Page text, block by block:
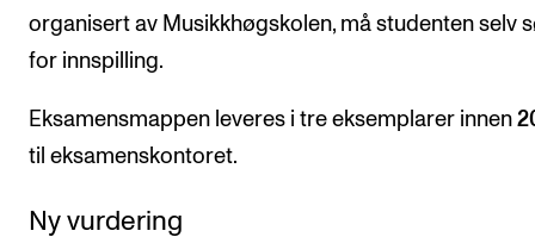
organisert av Musikkhøgskolen, må studenten selv
for innspilling.
Eksamensmappen leveres i tre eksemplarer innen
til eksamenskontoret.
Ny vurdering